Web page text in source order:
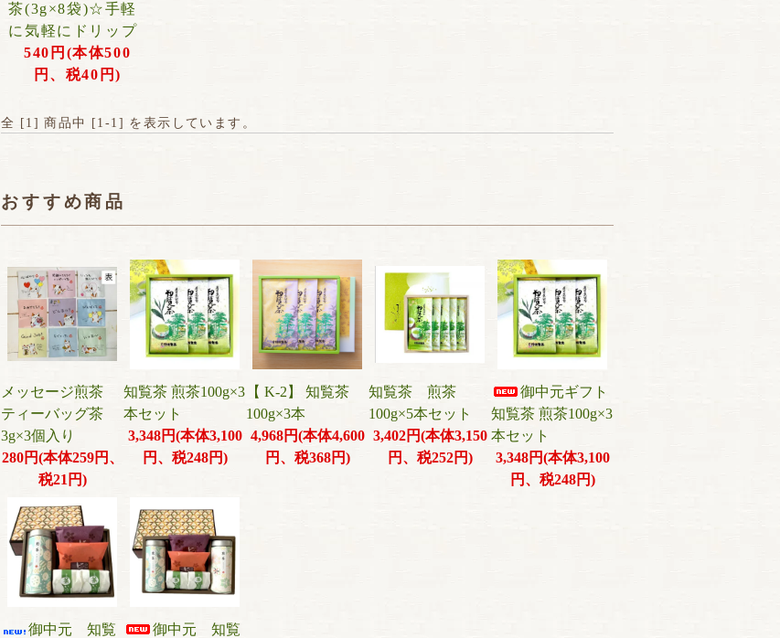
茶(3g×8袋)☆手軽
に気軽にドリップ
540円(本体500
円、税40円)
全 [ 1 ] 商品中 [ 1 -1 ] を表示しています。
おすすめ商品
メッセージ煎茶
ティーバッグ茶
3g×3個入り
280円(本体259円、
税21円)
知覧茶 煎茶100g×3
本セット
3,348円(本体3,100
円、税248円)
【 K-2】 知覧茶
100g×3本
4,968円(本体4,600
円、税368円)
知覧茶 煎茶
100g×5本セット
3,402円(本体3,150
円、税252円)
御中元ギフト
知覧茶 煎茶100g×3
本セット
3,348円(本体3,100
円、税248円)
御中元 知覧
御中元 知覧